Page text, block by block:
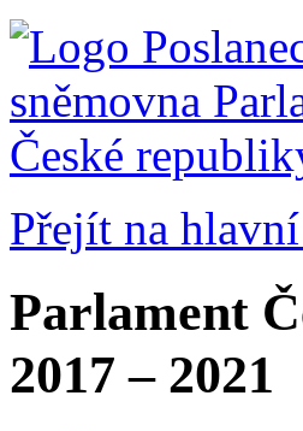
Přejít na
Parlament
2017 – 2021